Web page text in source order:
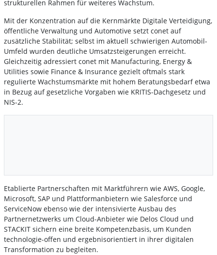
strukturellen Rahmen für weiteres Wachstum.
Mit der Konzentration auf die Kernmärkte Digitale Verteidigung,
öffentliche Verwaltung und Automotive setzt conet auf
zusätzliche Stabilität; selbst im aktuell schwierigen Automobil-
Umfeld wurden deutliche Umsatzsteigerungen erreicht.
Gleichzeitig adressiert conet mit Manufacturing, Energy &
Utilities sowie Finance & Insurance gezielt oftmals stark
regulierte Wachstumsmärkte mit hohem Beratungsbedarf etwa
in Bezug auf gesetzliche Vorgaben wie KRITIS-Dachgesetz und
NIS-2.
Etablierte Partnerschaften mit Marktführern wie AWS, Google,
Microsoft, SAP und Plattformanbietern wie Salesforce und
ServiceNow ebenso wie der intensivierte Ausbau des
Partnernetzwerks um Cloud-Anbieter wie Delos Cloud und
STACKIT sichern eine breite Kompetenzbasis, um Kunden
technologie-offen und ergebnisorientiert in ihrer digitalen
Transformation zu begleiten.